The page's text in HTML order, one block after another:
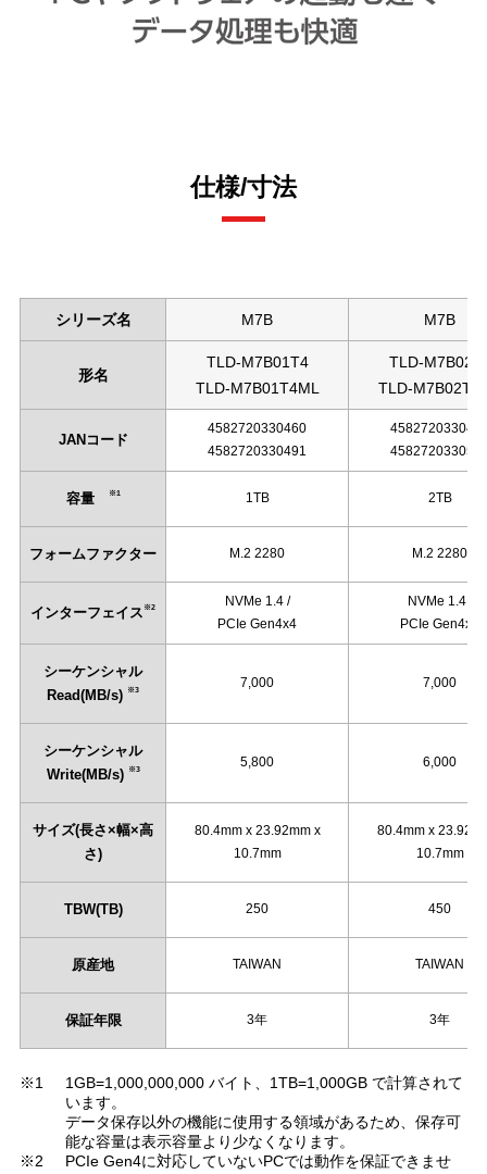
仕様/寸法
シリーズ名 M7B M7B
形名
TLD-M7B01T4
TLD-M7B01T4ML
TLD-
TLD-
JANコード
4582720330460
4582720330491
容量 ※1 1TB 2TB
フォームファクター M.2 2280 M.2 2280
インターフェイス ※2
NVMe 1.4 /
PCIe Gen4x4
NVMe 1.4 /
PCIe Gen4x4
シーケンシャル
Read(MB/s)
※3 7,000 7,000
シーケンシャル
Write(MB/s)
※3 5,800 6,000
サイズ(長さ×幅×高
さ)
80.4mm x 23.92mm x
10.7mm
80.4mm x
10.7mm
TBW(TB) 250 450
原産地 TAIWAN TAIWAN
保証年限 3年 3年
※1
1GB=1,000,000,000 バイト、1TB=1,000GB で計算されて
います。
データ保存以外の機能に使用する領域があるため、保存可
能な容量は表示容量より少なくなります。
※2
PCIe Gen4に対応していないPCでは動作を保証できませ